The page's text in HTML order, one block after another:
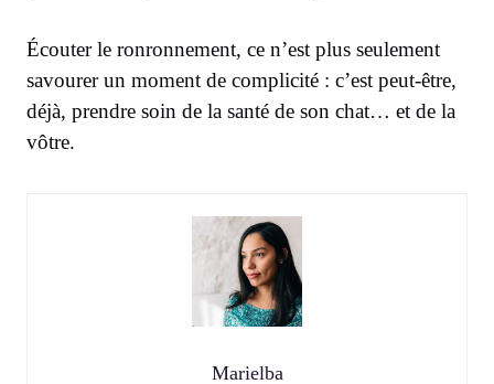
Écouter le ronronnement, ce n’est plus seulement
savourer un moment de complicité : c’est peut-être,
déjà, prendre soin de la santé de son chat… et de la
vôtre.
Marielba